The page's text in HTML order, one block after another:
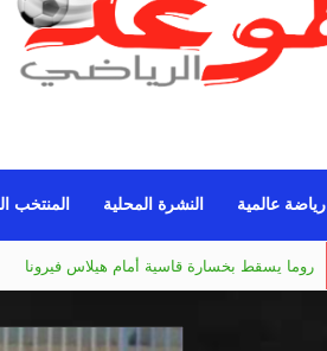
رياضة عالمية النشرة المحلية المنتخب
مانشستر يونايتد يقدم أسوأ نسخة منذ 38 عاما